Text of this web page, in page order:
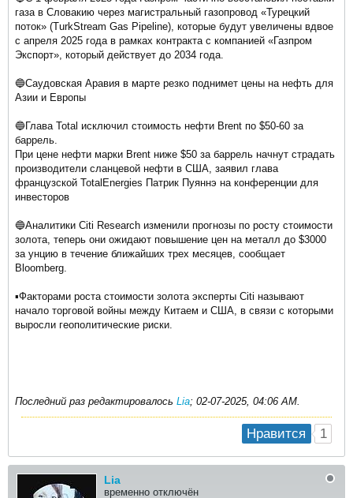
газа в Словакию через магистральный газопровод «Турецкий
поток» (TurkStream Gas Pipeline), которые будут увеличены вдвое
с апреля 2025 года в рамках контракта с компанией «Газпром
Экспорт», который действует до 2034 года.
🔵Саудовская Аравия в марте резко поднимет цены на нефть для
Азии и Европы
🔵Глава Total исключил стоимость нефти Brent по $50-60 за
баррель.
При цене нефти марки Brent ниже $50 за баррель начнут страдать
производители сланцевой нефти в США, заявил глава
французской TotalEnergies Патрик Пуяннэ на конференции для
инвесторов
🔵Аналитики Citi Research изменили прогнозы по росту стоимости
золота, теперь они ожидают повышение цен на металл до $3000
за унцию в течение ближайших трех месяцев, сообщает
Bloomberg.
▪️Факторами роста стоимости золота эксперты Citi называют
начало торговой войны между Китаем и США, в связи с которыми
выросли геополитические риски.
Последний раз редактировалось Lia; 02-07-2025, 04:06 AM.
Нравится 1
Lia
временно отключён